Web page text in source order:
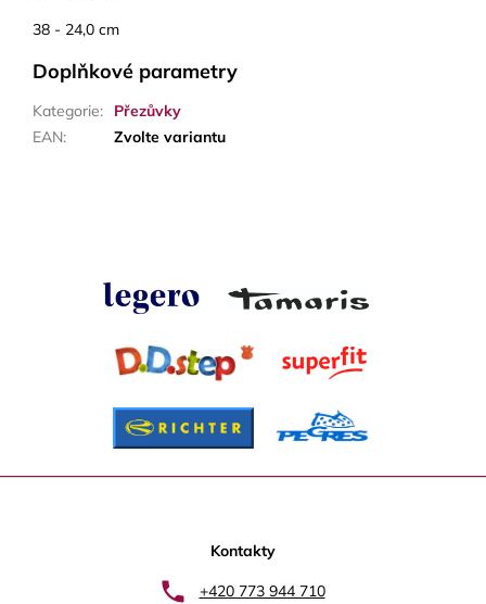
38 - 24,0 cm
Doplňkové parametry
Kategorie:
Přezůvky
EAN: Zvolte variantu
Kontakty
+420 773 944 710